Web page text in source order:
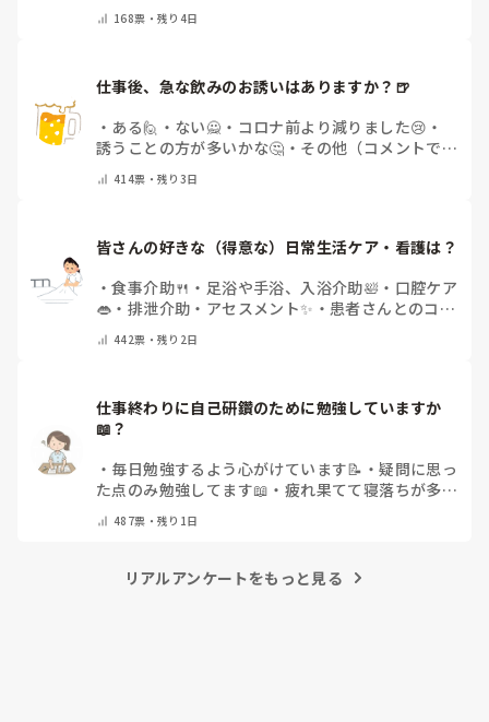
168票・残り4日
仕事後、急な飲みのお誘いはありますか？🍺
・ ある🙋 ・ ない🙅 ・ コロナ前より減りました😢 ・
誘うことの方が多いかな🤔 ・ その他（コメントで教
414票・残り3日
皆さんの好きな（得意な）日常生活ケア・看護は？
・食事介助🍴 ・ 足浴や手浴、入浴介助🛀 ・ 口腔ケア
👄 ・ 排泄介助・アセスメント✨ ・ 患者さんとのコミ
で教えてください）
442票・残り2日
仕事終わりに自己研鑽のために勉強していますか
📖？
・ 毎日勉強するよう心がけています📝 ・疑問に思っ
た点のみ勉強してます📖 ・ 疲れ果てて寝落ちが多い
（コメントで教えてください）
487票・残り1日
リアルアンケートをもっと見る